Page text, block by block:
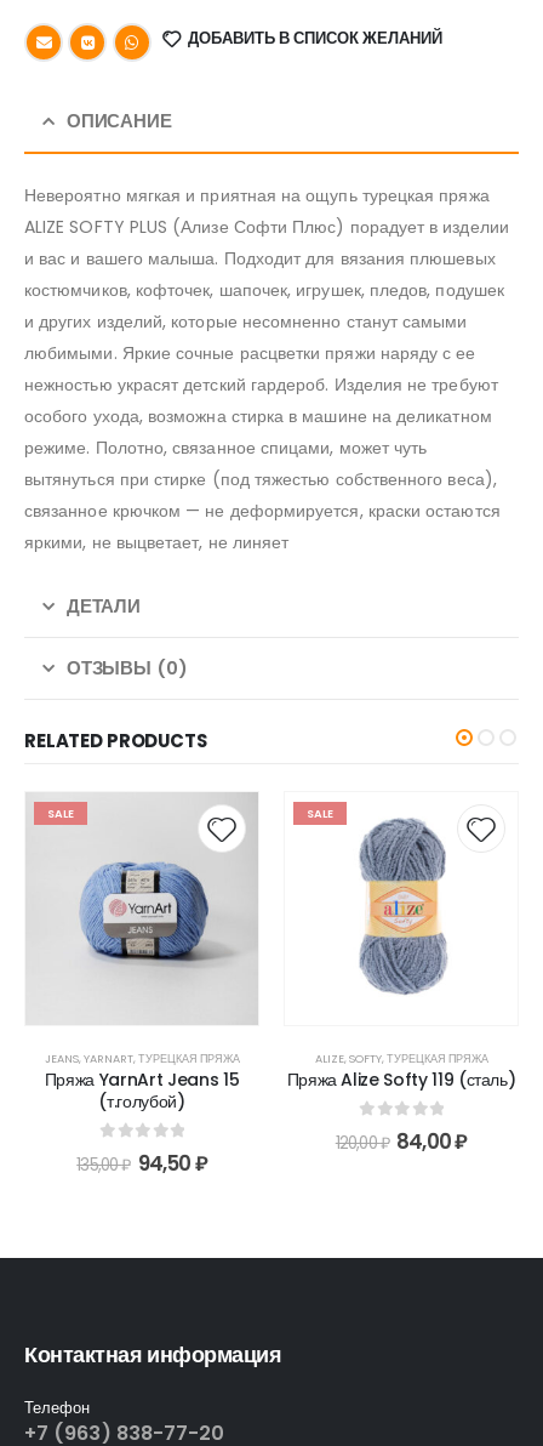
ДОБАВИТЬ В СПИСОК ЖЕЛАНИЙ
ОПИСАНИЕ
Невероятно мягкая и приятная на ощупь турецкая пряжа
ALIZE SOFTY PLUS (Ализе Софти Плюс) порадует в изделии
и вас и вашего малыша. Подходит для вязания плюшевых
костюмчиков, кофточек, шапочек, игрушек, пледов, подушек
и других изделий, которые несомненно станут самыми
любимыми. Яркие сочные расцветки пряжи наряду с ее
нежностью украсят детский гардероб. Изделия не требуют
особого ухода, возможна стирка в машине на деликатном
режиме. Полотно, связанное спицами, может чуть
вытянуться при стирке (под тяжестью собственного веса),
связанное крючком — не деформируется, краски остаются
яркими, не выцветает, не линяет
ДЕТАЛИ
ОТЗЫВЫ (0)
RELATED PRODUCTS
SALE
JEANS,YARNART,ТУРЕЦКАЯ ПРЯЖА
Пряжа YarnArt Jeans 15
(т.голубой)
out of 5
135,00₽ 94,50₽
SALE
ALIZE,SOFTY,ТУРЕЦКАЯ ПРЯЖА
Пряжа Alize Softy 119 (сталь)
out of 5
120,00₽ 84,00₽
Контактная информация
Телефон
+7 (963) 838-77-20